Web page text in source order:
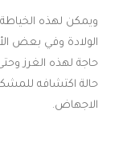
ويمكن لهذه
الولادة وفي بعض
حاجة لهذه الغرز
حالة اكتشافه
الاجهاض.